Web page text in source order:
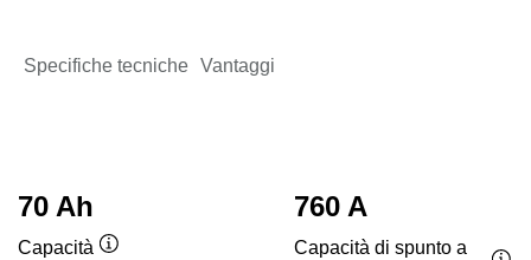
Specifiche tecniche Vantaggi
70 Ah
Capacità
760 A
Capacità di spunto a